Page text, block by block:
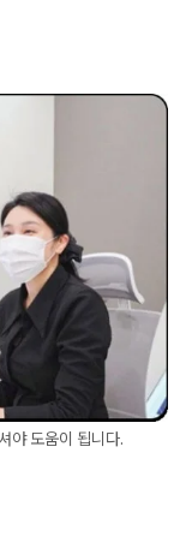
야 도움이 됩니다.